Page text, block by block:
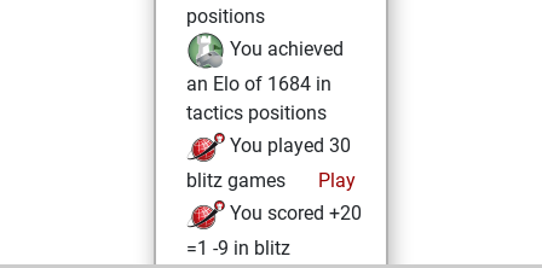
positions
You achieved
an Elo of 1684 in
tactics positions
You played 30
blitz games
Play
You scored +20
=1 -9 in blitz